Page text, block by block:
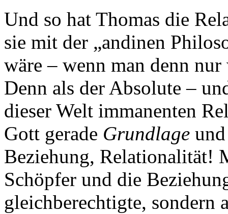
Und so hat Thomas die
sie mit der „andinen
wäre – wenn man denn
Denn als der Absolute –
dieser Welt immanenten
Gott gerade Grundlage
Beziehung, Relationalität!
Schöpfer und die
gleichberechtigte, sondern